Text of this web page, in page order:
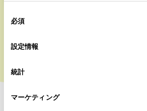
使用することがあります。当ウェブサイ
デバイスにすべてのCookie(クッキー)が保
意したことになります。Cookie(クッキ
設定の変更、同意を撤回したりするにあ
「Cookie（クッキー）情報の取り扱いに
必須
設定情報
統計
マーケティング